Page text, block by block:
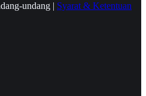
undang | Syarat & Ketentuan